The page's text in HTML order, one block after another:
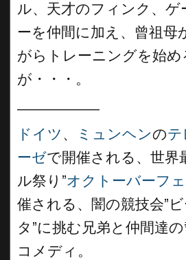
ル、天才のフィンク、ゲ
ーを仲間に加え、曾祖母
がらトレーニングを始め
が・・・。
ドイツ 、 ミュンヘンのテ
ーゼで開催される、世界
ル祭り”オクトーバーフ
催される、闇の競技会”
タ”に挑む兄弟と仲間達
コメディ。